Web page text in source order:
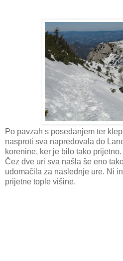
Po pavzah s posedanjem ter
nasproti sva napredovala do
korenine, ker je bilo tako
Čez dve uri sva našla še eno
udomačila za naslednje ure. Ni
prijetne tople višine.